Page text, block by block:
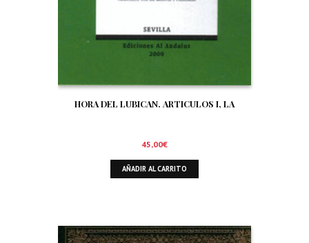
HORA DEL LUBICAN. ARTICULOS I, LA
45,00€
AÑADIR AL CARRITO